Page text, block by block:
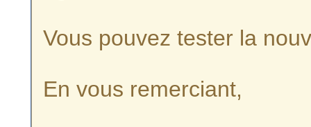
Vous pouvez tester la
En vous remerciant,